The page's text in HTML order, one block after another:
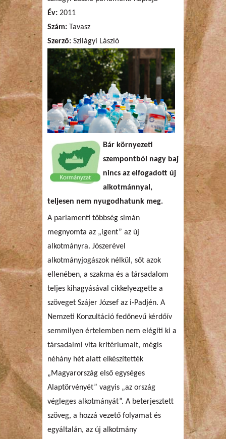
Év: 2011
Szám: Tavasz
Szerző: Szilágyi László
Bár környezeti
szempontból nagy baj
nincs az elfogadott új
alkotmánnyal,
teljesen nem nyugodhatunk meg.
A parlamenti többség simán
megnyomta az „igent” az új
alkotmányra. Jószerével
alkotmányjogászok nélkül, sőt azok
ellenében, a szakma és a társadalom
teljes kihagyásával cikkelyezgette a
szöveget Szájer József az i-Padjén. A
Nemzeti Konzultáció fedőnevű kérdőív
semmilyen értelemben nem elégíti ki a
társadalmi vita kritériumait, mégis
néhány hét alatt elkészítették
„Magyarország első egységes
Alaptörvényét” vagyis „az ország
végleges alkotmányát”. A beterjesztett
szöveg, a hozzá vezető folyamat és
egyáltalán, az új alkotmány